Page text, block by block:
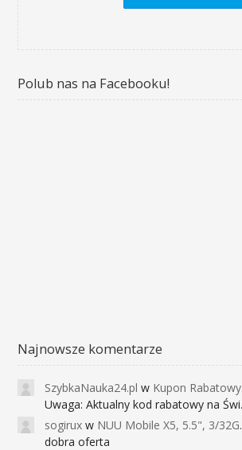
Polub nas na Facebooku!
Najnowsze komentarze
SzybkaNauka24.pl w Kupon Rabatowy na Kurs Angielskiego dla Dzieci - FunEnglish
Uwaga: Aktualny kod rabatowy na Święta (
sogirux w NUU Mobile X5, 5.5", 3/32GB, czujnik linii papilarnych, 2950mAh, aparat 13MP za 267zł - Banggood
dobra oferta